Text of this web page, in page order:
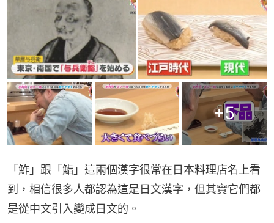
+5
「鮓」跟「鮨」這兩個漢字很常在日本料理店名上看
到，相信很多人都認為這是日文漢字，但其實它們都
是從中文引入變成日文的。